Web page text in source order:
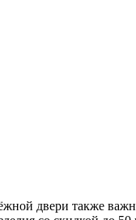
двери также